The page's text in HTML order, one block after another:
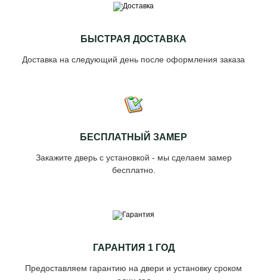
БЫСТРАЯ ДОСТАВКА
Доставка на следующий день после оформления заказа
БЕСПЛАТНЫЙ ЗАМЕР
Закажите дверь с установкой - мы сделаем замер
бесплатно.
ГАРАНТИЯ 1 ГОД
Предоставляем гарантию на двери и установку сроком